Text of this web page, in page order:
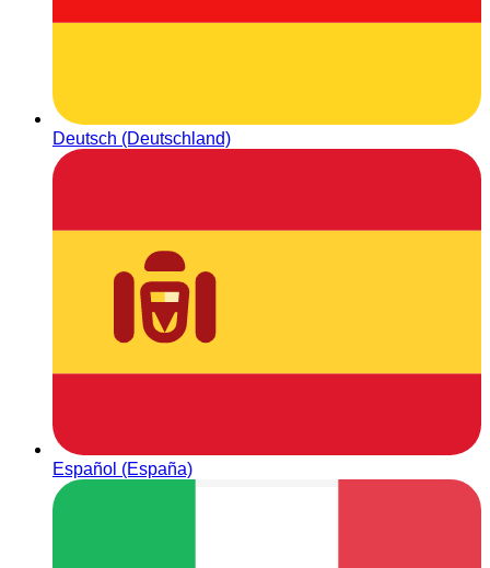
Deutsch (Deutschland)
Español (España)